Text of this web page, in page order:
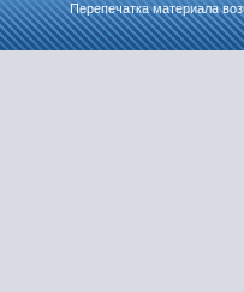
Перепечатка материала